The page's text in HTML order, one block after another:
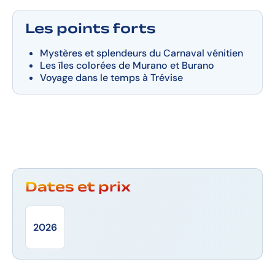
Les points forts
Mystères et splendeurs du Carnaval vénitien
Les îles colorées de Murano et Burano
Voyage dans le temps à Trévise
Dates et prix
2026